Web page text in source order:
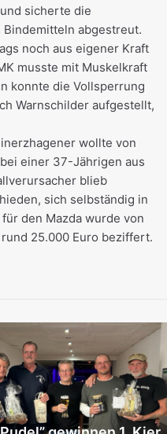
sicherte die
abgestreut.
noch aus eigener Kraft
musste mit Muskelkraft
konnte die Vollsperrung
Warnschilder aufgestellt,
wollte von
einer 37-Jährigen aus
blieb
sich selbständig in
den Mazda wurde von
25.000 Euro beziffert.